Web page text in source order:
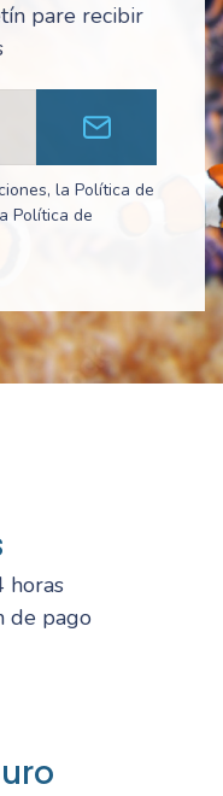
pare recibir
la Política de
Política de
horas
de pago